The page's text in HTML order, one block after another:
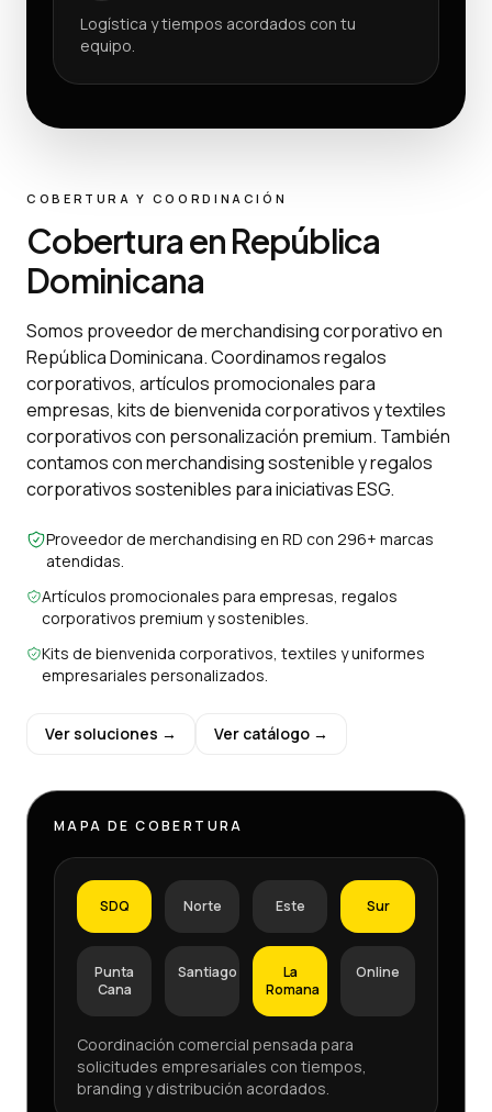
Logística y tiempos acordados con tu
equipo.
COBERTURA Y COORDINACIÓN
Cobertura en República
Dominicana
Somos proveedor de merchandising corporativo en
República Dominicana. Coordinamos regalos
corporativos, artículos promocionales para
empresas, kits de bienvenida corporativos y textiles
corporativos con personalización premium. También
contamos con merchandising sostenible y regalos
corporativos sostenibles para iniciativas ESG.
Proveedor de merchandising en RD con 296+ marcas
atendidas.
Artículos promocionales para empresas, regalos
corporativos premium y sostenibles.
Kits de bienvenida corporativos, textiles y uniformes
empresariales personalizados.
Ver soluciones → Ver catálogo →
MAPA DE COBERTURA
SDQ Norte Este Sur
Punta
Cana
Santiago
La
Romana
Online
Coordinación comercial pensada para
solicitudes empresariales con tiempos,
branding y distribución acordados.